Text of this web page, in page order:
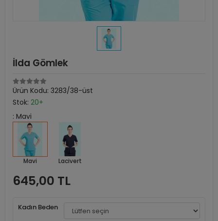
İlda Gömlek
Ürün Kodu: 3283/38-üst
Stok: 20+
: Mavi
Mavi Lacivert
645,00 TL
Kadın Beden